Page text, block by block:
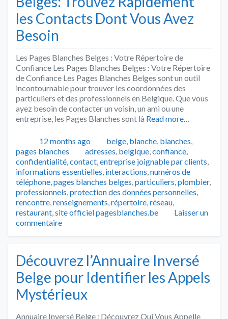
les Contacts Dont Vous Avez
Besoin
Les Pages Blanches Belges : Votre Répertoire de
Confiance Les Pages Blanches Belges : Votre Répertoire
de Confiance Les Pages Blanches Belges sont un outil
incontournable pour trouver les coordonnées des
particuliers et des professionnels en Belgique. Que vous
ayez besoin de contacter un voisin, un ami ou une
entreprise, les Pages Blanches sont là Read more…
Publié12 months ago Catégories
belge, blanche, blanches,
pages blanches
Tags
adresses, belgique,confiance,
confidentialité,contact,entreprise joignable par clients,
informations essentielles, interactions,numéros de
téléphone,pages blanches belges,particuliers,plombier,
professionnels,protection des données personnelles,
rencontre,renseignements,répertoire,réseau,
restaurant,site officiel pagesblanches.be
Laisser un
commentaire
Découvrez l’Annuaire Inversé
Belge pour Identifier les Appels
Mystérieux
Annuaire Inversé Belge : Découvrez Qui Vous Appelle